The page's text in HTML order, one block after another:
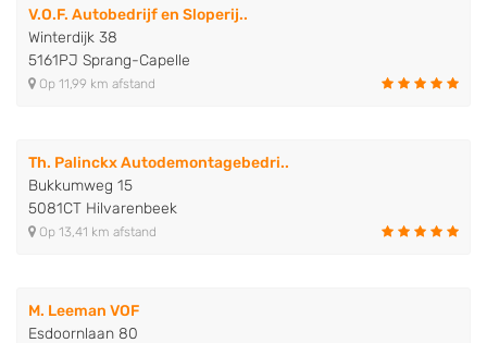
V.O.F. Autobedrijf en Sloperij..
Winterdijk 38
5161PJ Sprang-Capelle
Op 11,99 km afstand
Th. Palinckx Autodemontagebedri..
Bukkumweg 15
5081CT Hilvarenbeek
Op 13,41 km afstand
M. Leeman VOF
Esdoornlaan 80